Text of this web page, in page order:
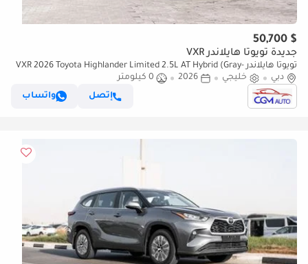
$ 50,700
جديدة تويوتا هايلاندر VXR
تويوتا هايلاندر VXR 2026 Toyota Highlander Limited 2.5L AT Hybrid (Gray-
Beige)
دبي خليجي 2026
0 كيلومتر
إتصل
واتساب